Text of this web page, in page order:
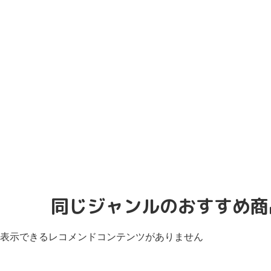
同じジャンルのおすすめ
表示できるレコメンドコンテンツがありません